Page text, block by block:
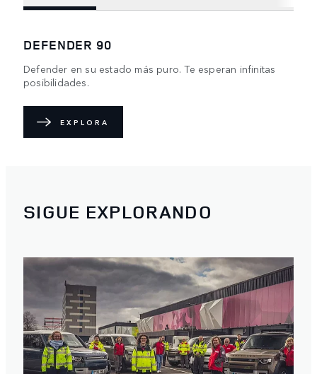
DEFENDER 90
Defender en su estado más puro. Te esperan infinitas
posibilidades.
EXPLORA
SIGUE EXPLORANDO